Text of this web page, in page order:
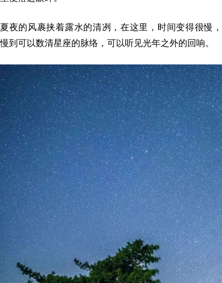
夏夜的风裹挟着露水的清冽，在这里，时间变得很慢，
慢到可以数清星座的脉络，可以听见光年之外的回响。